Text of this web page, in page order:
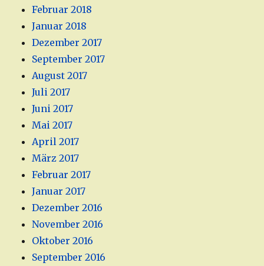
Februar 2018
Januar 2018
Dezember 2017
September 2017
August 2017
Juli 2017
Juni 2017
Mai 2017
April 2017
März 2017
Februar 2017
Januar 2017
Dezember 2016
November 2016
Oktober 2016
September 2016